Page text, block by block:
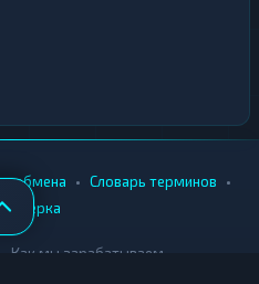
обмена • Словарь терминов •
Как мы зарабатываем